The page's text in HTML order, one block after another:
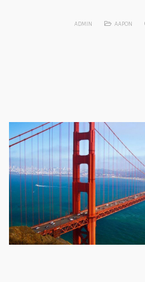
ADMIN ΑΑΡΟΝ